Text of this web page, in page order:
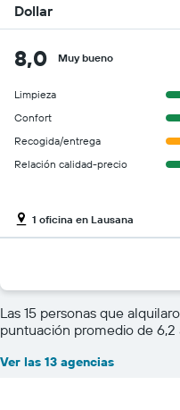
Dollar
8,0 Muy bueno
Limpieza
Confort
Recogida/entrega
Relación calidad-precio
1 oficina en Lausana
Las 15 personas que
puntuación promedio de 6,2
Ver las 13 agencias